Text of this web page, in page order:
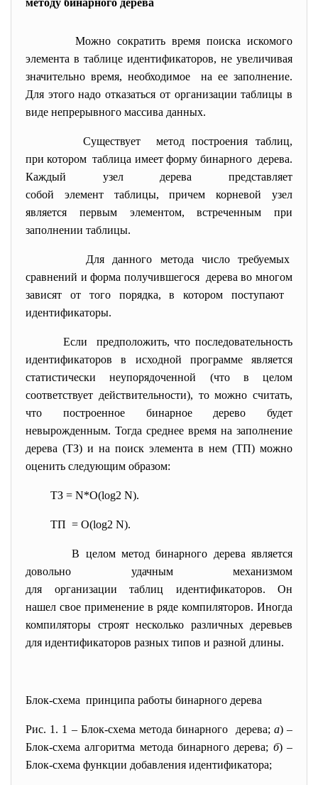
методу бинарного дерева
Можно сократить время поиска искомого
элемента в таблице идентификаторов, не увеличивая
значительно время, необходимое на ее заполнение.
Для этого надо отказаться от организации таблицы в
виде непрерывного массива данных.
Существует метод построения таблиц,
при котором таблица имеет форму бинарного дерева.
Каждый узел дерева представляет
собой элемент таблицы, причем корневой узел
является первым элементом, встреченным при
заполнении таблицы.
Для данного метода число требуемых
сравнений и форма получившегося дерева во многом
зависят от того порядка, в котором поступают
идентификаторы.
Если предположить, что последовательность
идентификаторов в исходной программе является
статистически неупорядоченной (что в целом
соответствует действительности), то можно считать,
что построенное бинарное дерево будет
невырожденным. Тогда среднее время на заполнение
дерева (ТЗ) и на поиск элемента в нем (ТП) можно
оценить следующим образом:
ТЗ = N*О(log2 N).
TП = О(log2 N).
В целом метод бинарного дерева является
довольно удачным механизмом
для организации таблиц идентификаторов. Он
нашел свое применение в ряде компиляторов. Иногда
компиляторы строят несколько различных деревьев
для идентификаторов разных типов и разной длины.
Блок-схема принципа работы бинарного дерева
Рис. 1. 1 – Блок-схема метода бинарного дерева; а) –
Блок-схема алгоритма метода бинарного дерева; б) –
Блок-схема функции добавления идентификатора;